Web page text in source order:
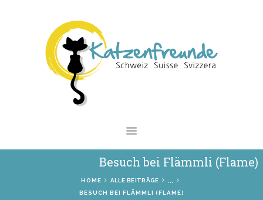
Besuch bei Flämmli (Flame)
HOME ALLE BEITRÄGE
BESUCH BEI FLÄMMLI (FLAME)
NEWS
VERMITTLUNG
INTERESSANTES
SHOP